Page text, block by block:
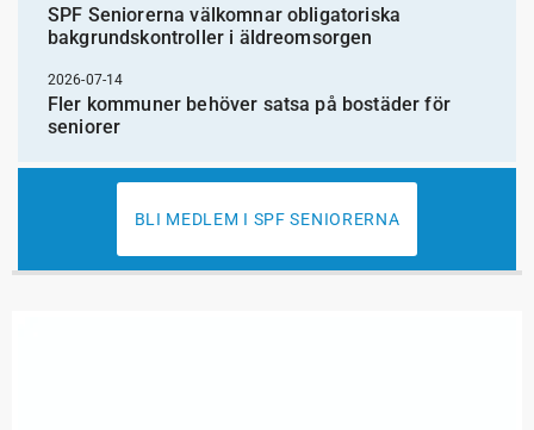
SPF Seniorerna välkomnar obligatoriska
bakgrundskontroller i äldreomsorgen
2026-07-14
Fler kommuner behöver satsa på bostäder för
seniorer
BLI MEDLEM I SPF SENIORERNA